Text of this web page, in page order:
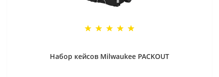
Набор кейсов Milwaukee PACKOUT